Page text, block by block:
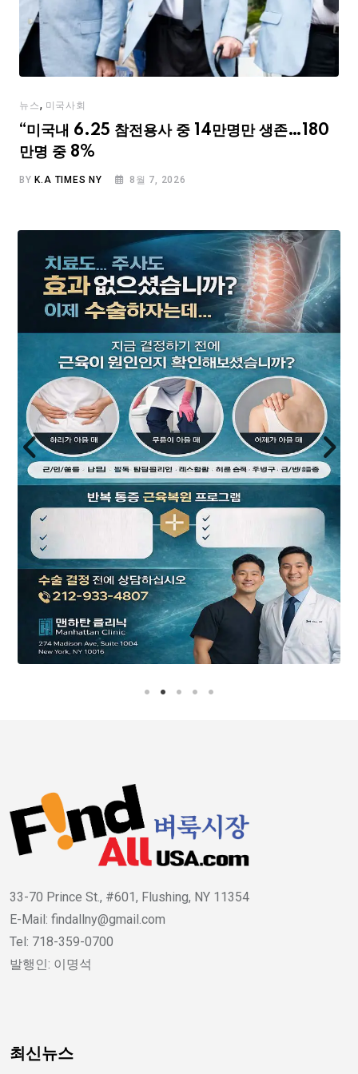
뉴스, 미국사회
“미국내 6.25 참전용사 중 14만명만 생존…180
만명 중 8%
BY K.A TIMES NY 8월 7, 2026
33-70 Prince St., #601, Flushing, NY 11354
E-Mail: findallny@gmail.com
Tel: 718-359-0700
발행인: 이명석
최신뉴스